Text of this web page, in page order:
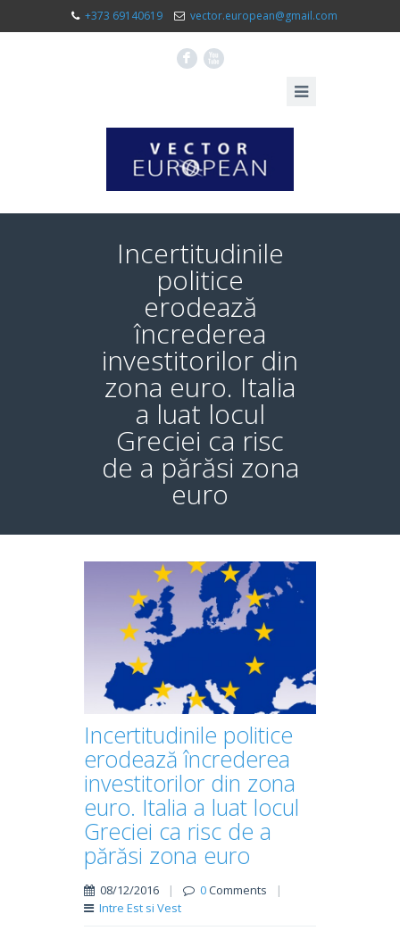
+373 69140619 vector.european@gmail.com
F X
Incertitudinile
politice
erodează
încrederea
investitorilor din
zona euro. Italia
a luat locul
Greciei ca risc
de a părăsi zona
euro
Incertitudinile politice
erodează încrederea
investitorilor din zona
euro. Italia a luat locul
Greciei ca risc de a
părăsi zona euro
08/12/2016 | 0Comments
|
Intre Est si Vest